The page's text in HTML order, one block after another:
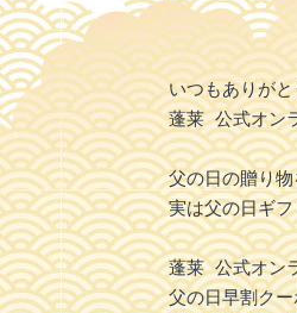
いつもありが
蓬莱 公式オン
父の日の贈り
実は父の日ギ
蓬莱 公式オン
父の日早割ク